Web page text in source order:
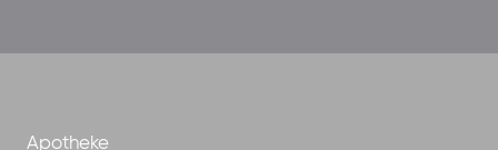
Apotheke